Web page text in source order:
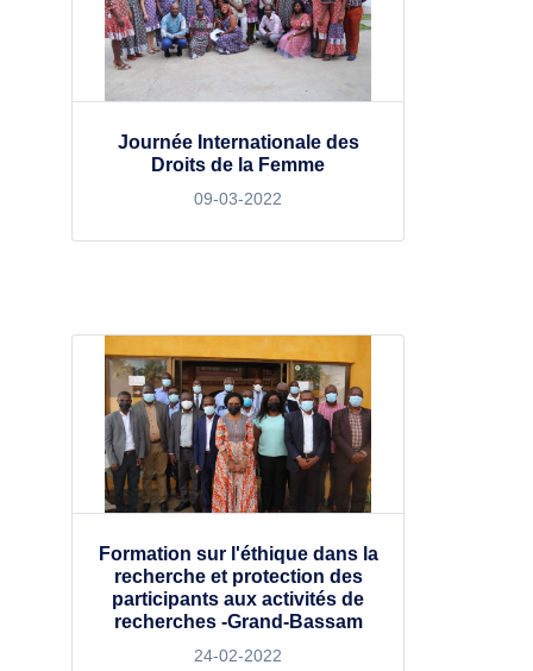
Journée Internationale des
Droits de la Femme
09-03-2022
Formation sur l'éthique dans la
recherche et protection des
participants aux activités de
recherches -Grand-Bassam
24-02-2022